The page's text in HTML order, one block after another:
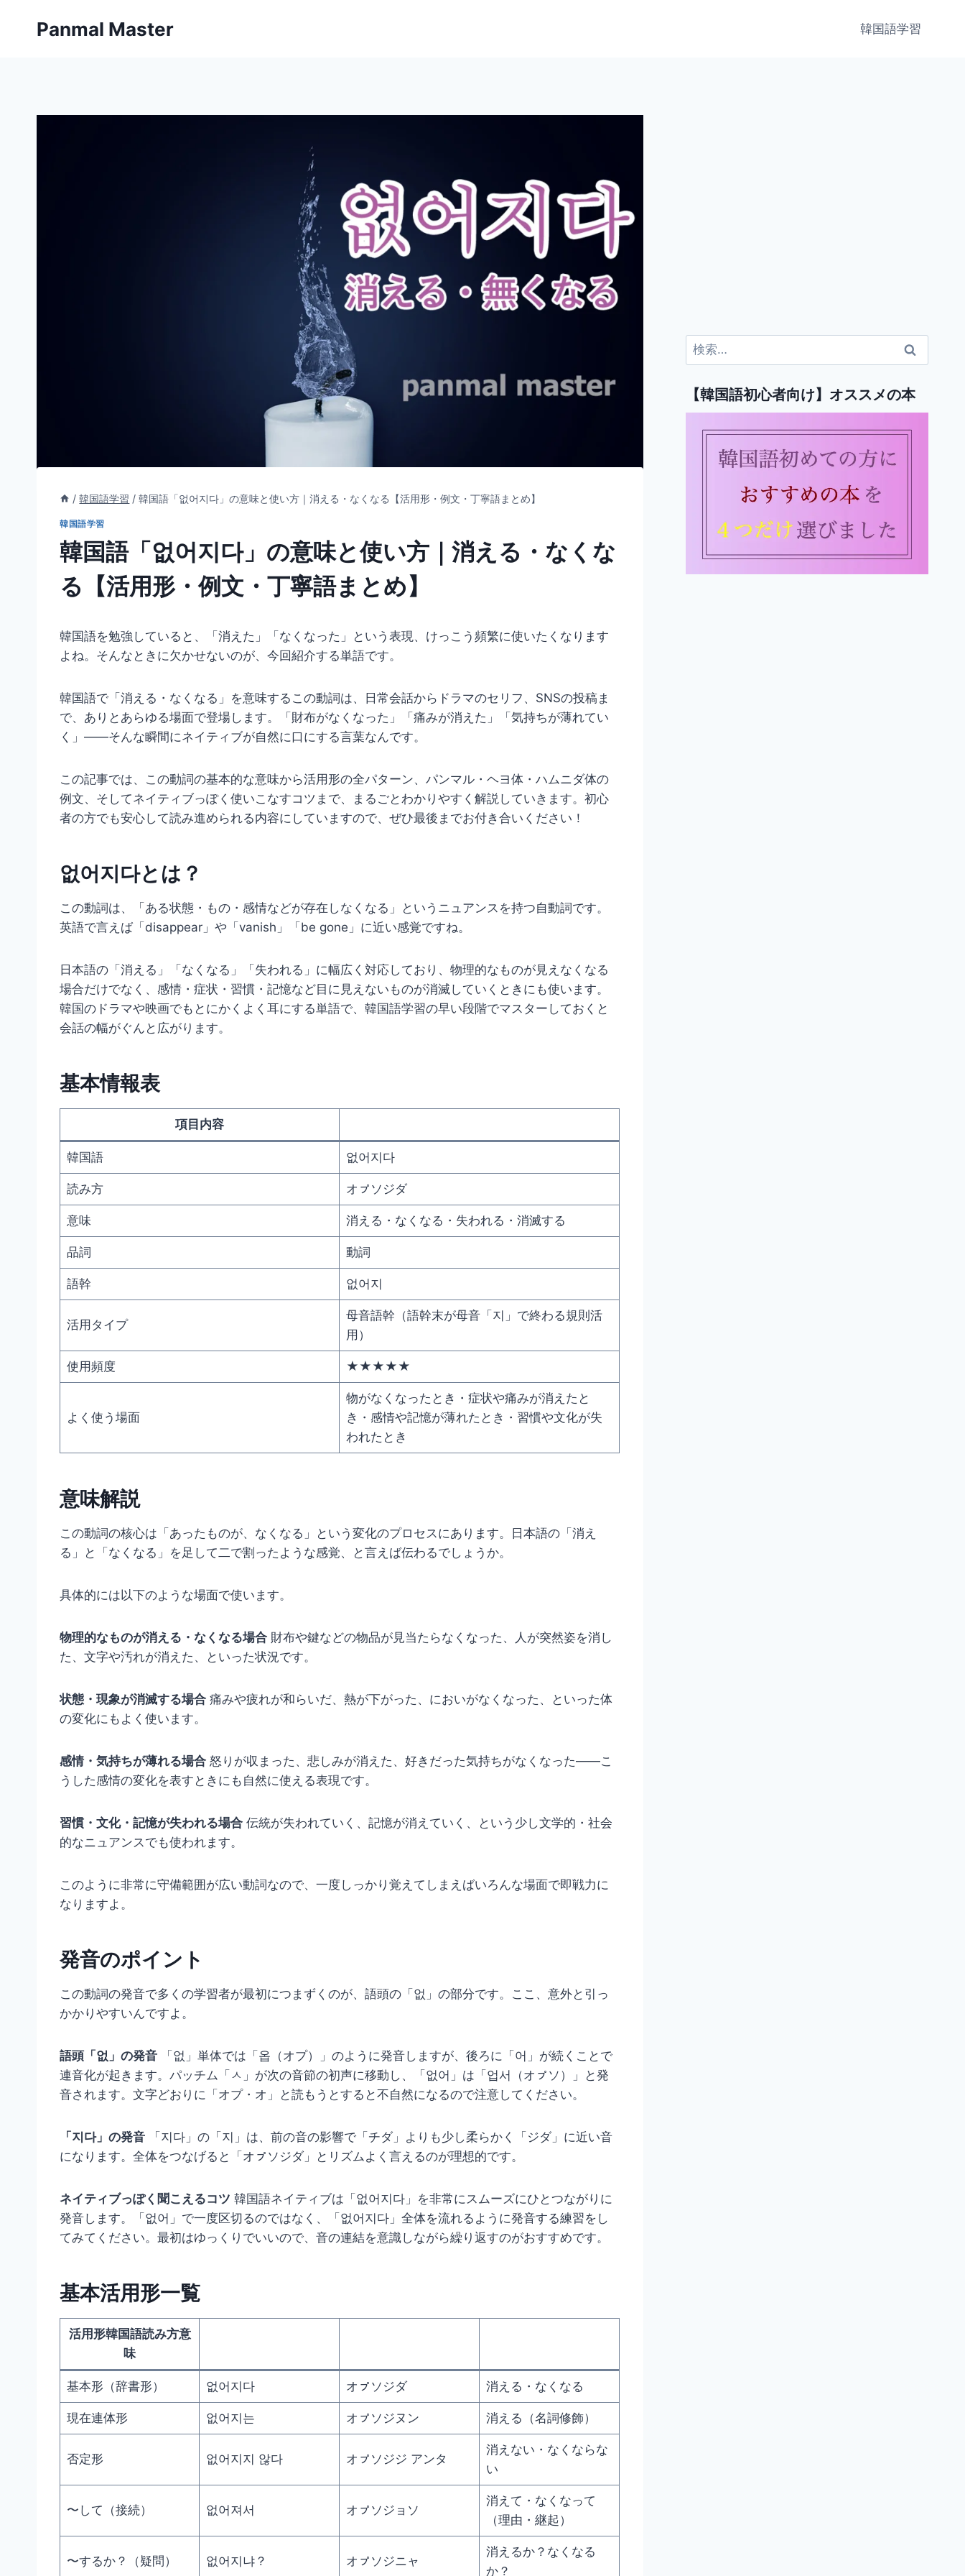
Panmal Master 韓国語学習
/ 韓国語学習 / 韓国語「없어지다」の意味と使い方｜消える・なくなる【活用形・例文・丁寧語まとめ】
韓国語学習
韓国語「없어지다」の意味と使い方｜消える・なくな
る【活用形・例文・丁寧語まとめ】
韓国語を勉強していると、「消えた」「なくなった」という表現、けっこう頻繁に使いたくなります
よね。そんなときに欠かせないのが、今回紹介する単語です。
韓国語で「消える・なくなる」を意味するこの動詞は、日常会話からドラマのセリフ、SNSの投稿ま
で、ありとあらゆる場面で登場します。「財布がなくなった」「痛みが消えた」「気持ちが薄れてい
く」——そんな瞬間にネイティブが自然に口にする言葉なんです。
この記事では、この動詞の基本的な意味から活用形の全パターン、パンマル・ヘヨ体・ハムニダ体の
例文、そしてネイティブっぽく使いこなすコツまで、まるごとわかりやすく解説していきます。初心
者の方でも安心して読み進められる内容にしていますので、ぜひ最後までお付き合いください！
없어지다とは？
この動詞は、「ある状態・もの・感情などが存在しなくなる」というニュアンスを持つ自動詞です。
英語で言えば「disappear」や「vanish」「be gone」に近い感覚ですね。
日本語の「消える」「なくなる」「失われる」に幅広く対応しており、物理的なものが見えなくなる
場合だけでなく、感情・症状・習慣・記憶など目に見えないものが消滅していくときにも使います。
韓国のドラマや映画でもとにかくよく耳にする単語で、韓国語学習の早い段階でマスターしておくと
会話の幅がぐんと広がります。
基本情報表
項目内容
韓国語 없어지다
読み方 オㇷ゚ソジダ
意味 消える・なくなる・失われる・消滅する
品詞 動詞
語幹 없어지
活用タイプ
母音語幹（語幹末が母音「지」で終わる規則活
用）
使用頻度 ★★★★★
よく使う場面
物がなくなったとき・症状や痛みが消えたと
き・感情や記憶が薄れたとき・習慣や文化が失
われたとき
意味解説
この動詞の核心は「あったものが、なくなる」という変化のプロセスにあります。日本語の「消え
る」と「なくなる」を足して二で割ったような感覚、と言えば伝わるでしょうか。
具体的には以下のような場面で使います。
物理的なものが消える・なくなる場合 財布や鍵などの物品が見当たらなくなった、人が突然姿を消し
た、文字や汚れが消えた、といった状況です。
状態・現象が消滅する場合 痛みや疲れが和らいだ、熱が下がった、においがなくなった、といった体
の変化にもよく使います。
感情・気持ちが薄れる場合 怒りが収まった、悲しみが消えた、好きだった気持ちがなくなった——こ
うした感情の変化を表すときにも自然に使える表現です。
習慣・文化・記憶が失われる場合 伝統が失われていく、記憶が消えていく、という少し文学的・社会
的なニュアンスでも使われます。
このように非常に守備範囲が広い動詞なので、一度しっかり覚えてしまえばいろんな場面で即戦力に
なりますよ。
発音のポイント
この動詞の発音で多くの学習者が最初につまずくのが、語頭の「없」の部分です。ここ、意外と引っ
かかりやすいんですよ。
語頭「없」の発音 「없」単体では「옵（オプ）」のように発音しますが、後ろに「어」が続くことで
連音化が起きます。パッチム「ㅅ」が次の音節の初声に移動し、「없어」は「업서（オㇷ゚ソ）」と発
音されます。文字どおりに「オプ・オ」と読もうとすると不自然になるので注意してください。
「지다」の発音 「지다」の「지」は、前の音の影響で「チダ」よりも少し柔らかく「ジダ」に近い音
になります。全体をつなげると「オㇷ゚ソジダ」とリズムよく言えるのが理想的です。
ネイティブっぽく聞こえるコツ 韓国語ネイティブは「없어지다」を非常にスムーズにひとつながりに
発音します。「없어」で一度区切るのではなく、「없어지다」全体を流れるように発音する練習をし
てみてください。最初はゆっくりでいいので、音の連結を意識しながら繰り返すのがおすすめです。
基本活用形一覧
活用形韓国語読み方意
味
基本形（辞書形） 없어지다 オㇷ゚ソジダ 消える・なくなる
現在連体形 없어지는 オㇷ゚ソジヌン 消える（名詞修飾）
否定形 없어지지 않다 オㇷ゚ソジジ アンタ
消えない・なくならな
い
〜して（接続） 없어져서 オㇷ゚ソジョソ
消えて・なくなって
（理由・継起）
〜するか？（疑問） 없어지냐？ オㇷ゚ソジニャ
消えるか？なくなる
か？
検
索:
【韓国語初心者向け】オススメの本